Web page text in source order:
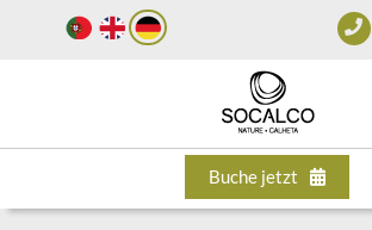
Buche jetzt